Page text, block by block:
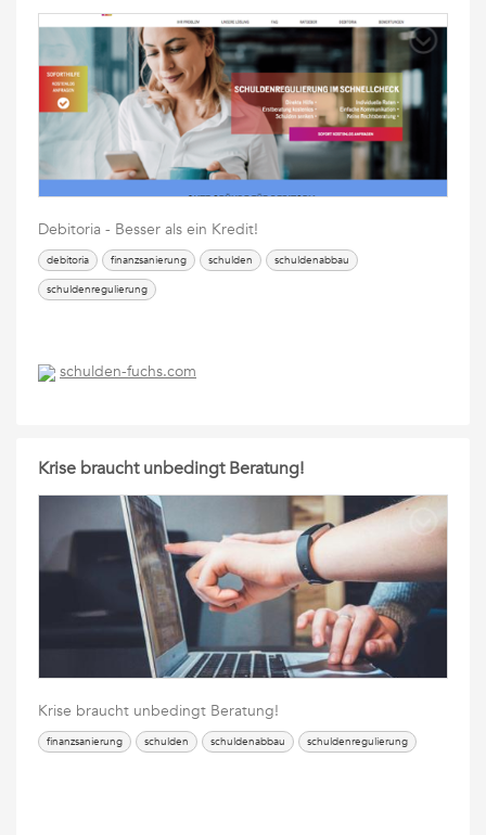
Debitoria - Besser als ein Kredit!
debitoria finanzsanierung schulden
schuldenabbau
schuldenregulierung
schulden-fuchs.com
Krise braucht unbedingt Beratung!
Krise braucht unbedingt Beratung!
finanzsanierung schulden schuldenabbau schuldenregulierung